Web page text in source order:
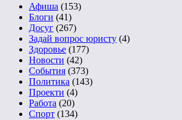
Афиша (153)
Блоги (41)
Досуг (267)
Задай вопрос юристу (4)
Здоровье (177)
Новости (42)
События (373)
Политика (143)
Проекти (4)
Работа (20)
Спорт (134)